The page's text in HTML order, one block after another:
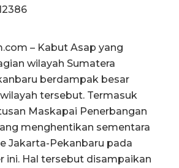
– Kabut Asap yang
wilayah Sumatera
berdampak besar
tersebut. Termasuk
Maskapai Penerbangan
menghentikan sementara
Jakarta-Pekanbaru pada
ini. Hal tersebut disampaikan